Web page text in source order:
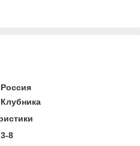
Россия
Клубника
3-8